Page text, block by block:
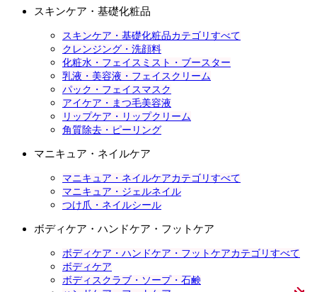
スキンケア・基礎化粧品
スキンケア・基礎化粧品カテゴリすべて
クレンジング・洗顔料
化粧水・フェイスミスト・ブースター
乳液・美容液・フェイスクリーム
パック・フェイスマスク
アイケア・まつ毛美容液
リップケア・リップクリーム
角質除去・ピーリング
マニキュア・ネイルケア
マニキュア・ネイルケアカテゴリすべて
マニキュア・ジェルネイル
つけ爪・ネイルシール
ボディケア・ハンドケア・フットケア
ボディケア・ハンドケア・フットケアカテゴリすべて
ボディケア
ボディスクラブ・ソープ・石鹸